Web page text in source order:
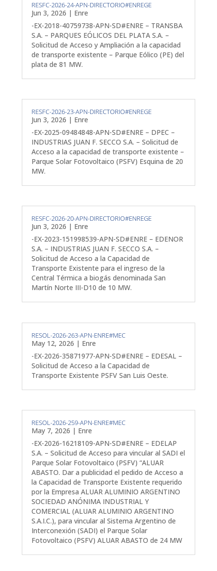
RESFC-2026-24-APN-DIRECTORIO#ENREGE
Jun 3, 2026 | Enre
-EX-2018-40759738-APN-SD#ENRE – TRANSBA
S.A. – PARQUES EÓLICOS DEL PLATA S.A. –
Solicitud de Acceso y Ampliación a la capacidad
de transporte existente – Parque Eólico (PE) del
plata de 81 MW.
RESFC-2026-23-APN-DIRECTORIO#ENREGE
Jun 3, 2026 | Enre
-EX-2025-09484848-APN-SD#ENRE – DPEC –
INDUSTRIAS JUAN F. SECCO S.A. – Solicitud de
Acceso a la capacidad de transporte existente –
Parque Solar Fotovoltaico (PSFV) Esquina de 20
MW.
RESFC-2026-20-APN-DIRECTORIO#ENREGE
Jun 3, 2026 | Enre
-EX-2023-151998539-APN-SD#ENRE – EDENOR
S.A. – INDUSTRIAS JUAN F. SECCO S.A. –
Solicitud de Acceso a la Capacidad de
Transporte Existente para el ingreso de la
Central Térmica a biogás denominada San
Martín Norte III-D10 de 10 MW.
RESOL-2026-263-APN-ENRE#MEC
May 12, 2026 | Enre
-EX-2026-35871977-APN-SD#ENRE – EDESAL –
Solicitud de Acceso a la Capacidad de
Transporte Existente PSFV San Luis Oeste.
RESOL-2026-259-APN-ENRE#MEC
May 7, 2026 | Enre
-EX-2026-16218109-APN-SD#ENRE – EDELAP
S.A. – Solicitud de Acceso para vincular al SADI el
Parque Solar Fotovoltaico (PSFV) “ALUAR
ABASTO. Dar a publicidad el pedido de Acceso a
la Capacidad de Transporte Existente requerido
por la Empresa ALUAR ALUMINIO ARGENTINO
SOCIEDAD ANÓNIMA INDUSTRIAL Y
COMERCIAL (ALUAR ALUMINIO ARGENTINO
S.A.I.C.), para vincular al Sistema Argentino de
Interconexión (SADI) el Parque Solar
Fotovoltaico (PSFV) ALUAR ABASTO de 24 MW